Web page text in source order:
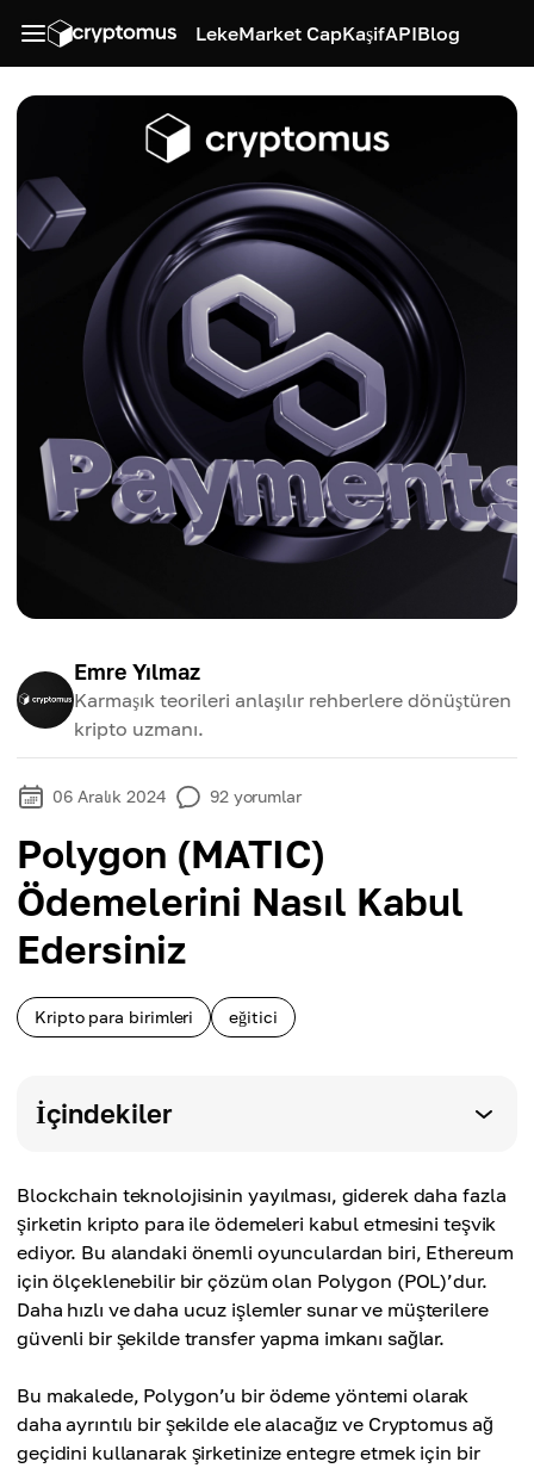
LekeMarket CapKaşifAPIBlog
Emre Yılmaz
Karmaşık teorileri anlaşılır rehberlere dönüştüren
kripto uzmanı.
06 Aralık 2024 92 yorumlar
Polygon (MATIC)
Ödemelerini Nasıl Kabul
Edersiniz
Kripto para birimleri eğitici
İçindekiler
Blockchain teknolojisinin yayılması, giderek daha fazla
şirketin kripto para ile ödemeleri kabul etmesini teşvik
ediyor. Bu alandaki önemli oyunculardan biri, Ethereum
için ölçeklenebilir bir çözüm olan Polygon (POL)’dur.
Daha hızlı ve daha ucuz işlemler sunar ve müşterilere
güvenli bir şekilde transfer yapma imkanı sağlar.
Bu makalede, Polygon’u bir ödeme yöntemi olarak
daha ayrıntılı bir şekilde ele alacağız ve Cryptomus ağ
geçidini kullanarak şirketinize entegre etmek için bir